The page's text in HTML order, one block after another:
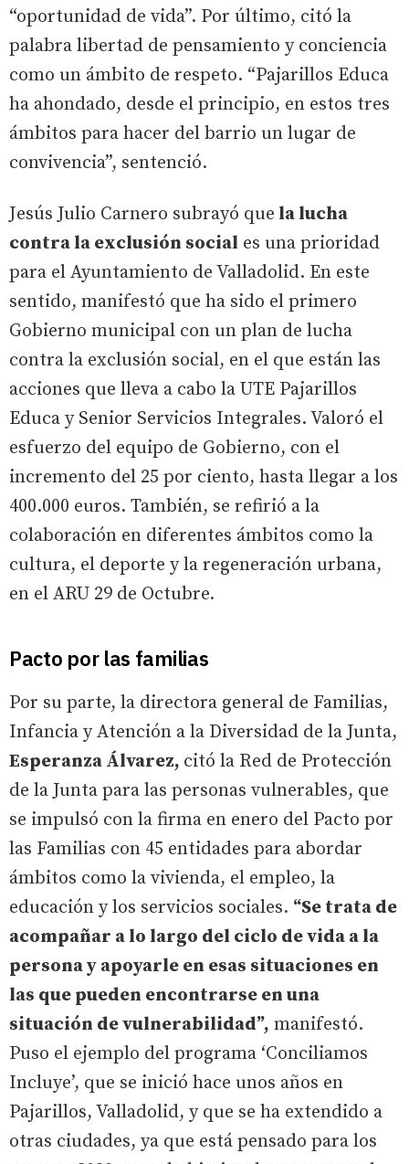
“oportunidad de vida”. Por último, citó la
palabra libertad de pensamiento y conciencia
como un ámbito de respeto. “Pajarillos Educa
ha ahondado, desde el principio, en estos tres
ámbitos para hacer del barrio un lugar de
convivencia”, sentenció.
Jesús Julio Carnero subrayó que la lucha
contra la exclusión social es una prioridad
para el Ayuntamiento de Valladolid. En este
sentido, manifestó que ha sido el primero
Gobierno municipal con un plan de lucha
contra la exclusión social, en el que están las
acciones que lleva a cabo la UTE Pajarillos
Educa y Senior Servicios Integrales. Valoró el
esfuerzo del equipo de Gobierno, con el
incremento del 25 por ciento, hasta llegar a los
400.000 euros. También, se refirió a la
colaboración en diferentes ámbitos como la
cultura, el deporte y la regeneración urbana,
en el ARU 29 de Octubre.
Pacto por las familias
Por su parte, la directora general de Familias,
Infancia y Atención a la Diversidad de la Junta,
Esperanza Álvarez, citó la Red de Protección
de la Junta para las personas vulnerables, que
se impulsó con la firma en enero del Pacto por
las Familias con 45 entidades para abordar
ámbitos como la vivienda, el empleo, la
educación y los servicios sociales. “Se trata de
acompañar a lo largo del ciclo de vida a la
persona y apoyarle en esas situaciones en
las que pueden encontrarse en una
situación de vulnerabilidad”, manifestó.
Puso el ejemplo del programa ‘Conciliamos
Incluye’, que se inició hace unos años en
Pajarillos, Valladolid, y que se ha extendido a
otras ciudades, ya que está pensado para los